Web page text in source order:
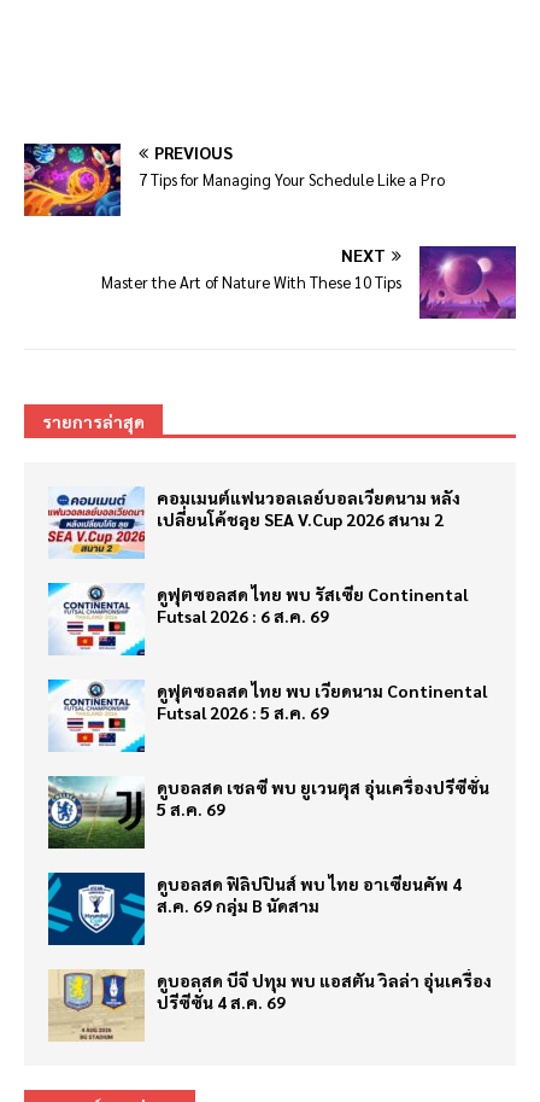
PREVIOUS
7 Tips for Managing Your Schedule Like a Pro
NEXT
Master the Art of Nature With These 10 Tips
รายการล่าสุด
คอมเมนต์แฟนวอลเลย์บอลเวียดนาม หลัง
เปลี่ยนโค้ชลุย SEA V.Cup 2026 สนาม 2
ดูฟุตซอลสด ไทย พบ รัสเซีย Continental
Futsal 2026 : 6 ส.ค. 69
ดูฟุตซอลสด ไทย พบ เวียดนาม Continental
Futsal 2026 : 5 ส.ค. 69
ดูบอลสด เชลซี พบ ยูเวนตุส อุ่นเครื่องปรีซีซั่น
5 ส.ค. 69
ดูบอลสด ฟิลิปปินส์ พบ ไทย อาเซียนคัพ 4
ส.ค. 69 กลุ่ม B นัดสาม
ดูบอลสด บีจี ปทุม พบ แอสตัน วิลล่า อุ่นเครื่อง
ปรีซีซั่น 4 ส.ค. 69